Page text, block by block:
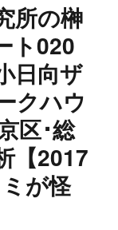
所の榊
ト020
日向ザ
クハウ
区･総
【2017
が怪